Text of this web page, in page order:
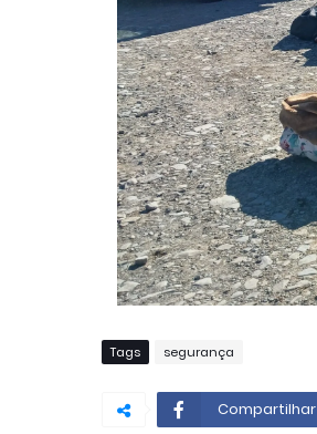
Tags segurança
Compartilhar